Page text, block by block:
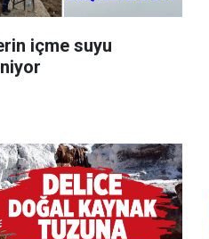
içme suyu